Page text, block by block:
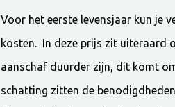
Voor het eerste levensjaar kun je
kosten. In deze prijs zit uiteraard
aanschaf duurder zijn, dit komt
schatting zitten de